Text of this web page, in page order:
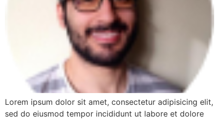
Lorem ipsum dolor sit amet, consectetur adipisicing elit,
sed do eiusmod tempor incididunt ut labore et dolore